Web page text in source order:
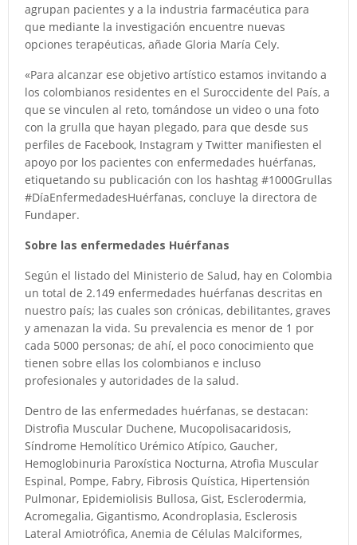
agrupan pacientes y a la industria farmacéutica para
que mediante la investigación encuentre nuevas
opciones terapéuticas, añade Gloria María Cely.
«Para alcanzar ese objetivo artístico estamos invitando a
los colombianos residentes en el Suroccidente del País, a
que se vinculen al reto, tomándose un video o una foto
con la grulla que hayan plegado, para que desde sus
perfiles de Facebook, Instagram y Twitter manifiesten el
apoyo por los pacientes con enfermedades huérfanas,
etiquetando su publicación con los hashtag #1000Grullas
#DíaEnfermedadesHuérfanas, concluye la directora de
Fundaper.
Sobre las enfermedades Huérfanas
Según el listado del Ministerio de Salud, hay en Colombia
un total de 2.149 enfermedades huérfanas descritas en
nuestro país; las cuales son crónicas, debilitantes, graves
y amenazan la vida. Su prevalencia es menor de 1 por
cada 5000 personas; de ahí, el poco conocimiento que
tienen sobre ellas los colombianos e incluso
profesionales y autoridades de la salud.
Dentro de las enfermedades huérfanas, se destacan:
Distrofia Muscular Duchene, Mucopolisacaridosis,
Síndrome Hemolítico Urémico Atípico, Gaucher,
Hemoglobinuria Paroxística Nocturna, Atrofia Muscular
Espinal, Pompe, Fabry, Fibrosis Quística, Hipertensión
Pulmonar, Epidemiolisis Bullosa, Gist, Esclerodermia,
Acromegalia, Gigantismo, Acondroplasia, Esclerosis
Lateral Amiotrófica, Anemia de Células Malciformes,